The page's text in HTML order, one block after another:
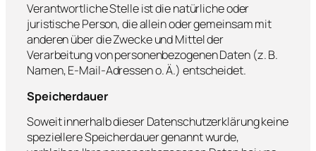
Verantwortliche Stelle ist die natürliche oder
juristische Person, die allein oder gemeinsam mit
anderen über die Zwecke und Mittel der
Verarbeitung von personenbezogenen Daten (z. B.
Namen, E-Mail-Adressen o. Ä.) entscheidet.
Speicherdauer
Soweit innerhalb dieser Datenschutzerklärung keine
speziellere Speicherdauer genannt wurde,